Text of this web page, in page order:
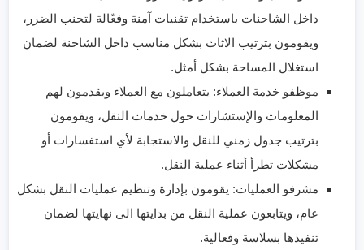
داخل الشاحنات باستخدام تقنيات آمنة وفعّالة لتجنب الضرر،
ويقومون بترتيب الاثاث بشكل مناسب داخل الشاحنة لضمان
استغلال المساحة بشكل أمثل.
موظفو خدمة العملاء: يتعاملون مع العملاء ويقدمون لهم
المعلومات والإستشارات حول خدمات النقل، ويقومون
بترتيب جدول زمني للنقل والاستجابة لأي استفسارات أو
مشكلات تطرأ أثناء عملية النقل.
مشرفو العمليات: يقومون بإدارة وتنظيم عمليات النقل بشكل
عام، ويتابعون عملية النقل من بدايتها الى نهايتها لضمان
تنفيذها بسلاسة وفعالية.